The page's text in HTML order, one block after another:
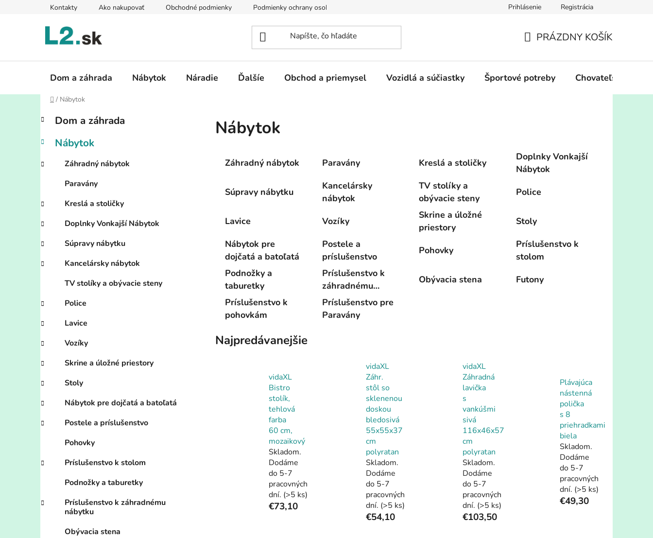
Kontakty Ako nakupovať Obchodné podmienky Podmienky ochrany osobných údajov Prihlásenie Registrácia
KOŠÍK
PRÁZDNY KOŠÍK
Dom a záhrada Nábytok Náradie Ďalšíe Obchod a priemysel Vozidlá a súčiastky Športové potreby Chovateľské
Domov
/ Nábytok
B
č
ý
n
l
Preskočiť
kategórie
K
a
e
ó
e
Dom a záhrada
Nábytok
Záhradný nábytok
Paravány
Kreslá a stoličky
Doplnky Vonkajší Nábytok
Súpravy nábytku
Kancelársky nábytok
TV stolíky a obývacie steny
Police
Lavice
Vozíky
Skrine a úložné priestory
Stoly
Nábytok pre dojčatá a batoľatá
Postele a príslušenstvo
Pohovky
Príslušenstvo k stolom
Podnožky a taburetky
Príslušenstvo k záhradnému
nábytku
Obývacia stena
Nábytok
Záhradný nábytok Paravány Kreslá a stoličky
Doplnky Vonkajší
Nábytok
Súpravy nábytku
Kancelársky
nábytok
TV stolíky a
obývacie steny
Police
Lavice Vozíky
Skrine a úložné
priestory
Stoly
Nábytok pre
dojčatá a batoľatá
Postele a
príslušenstvo
Pohovky
Príslušenstvo k
stolom
Podnožky a
taburetky
Príslušenstvo k
záhradnému
nábytku
Obývacia stena
Futony
Príslušenstvo k
pohovkám
Príslušenstvo pre
Paravány
Najpredávanejšie
vidaXL
Bistro
stolík,
tehlová
farba
60 cm,
mozaikový
Skladom.
Dodáme
do 5-7
pracovných
dní. (>5 ks)
€73,10
vidaXL
Záhr.
stôl so
sklenenou
doskou
bledosivá
55x55x37
cm
polyratan
Skladom.
Dodáme
do 5-7
pracovných
dní. (>5 ks)
€54,10
vidaXL
Záhradná
lavička
s
vankúšmi
sivá
116x46x57
cm
polyratan
Skladom.
Dodáme
do 5-7
pracovných
dní. (>5 ks)
€103,50
Plávajúca
nástenná
polička
s 8
priehradkami
biela
Skladom.
Dodáme
do 5-7
pracovných
dní. (>5 ks)
€49,30